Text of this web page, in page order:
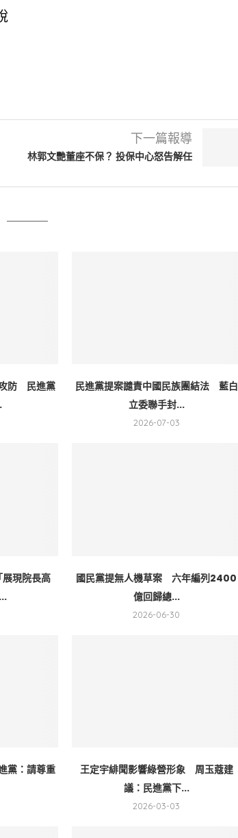
下一篇報導
林郭文艷董座不保？ 投保中心怒告解任
防 民進黨
民進黨提案譴責中國民族團結法 藍白
立委聯手封...
2026-07-03
現院長高
國民黨提無人機草案 六年編列2400
億回歸總...
2026-06-30
黨：請尊重
王定宇緋聞影響綠營形象 周玉蔻建
議：民進黨下...
2026-03-03